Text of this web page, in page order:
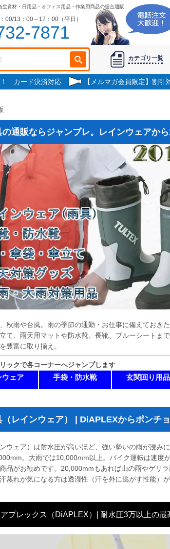
生資材・日用品・オフィス用品・作業用商品の総合通販
00/13：00～17：00（平日）
7871
カテゴリ一覧
！ カード決済対応 【メルマガ会員限定】割引
の通販ならジャンブレ。レインウェアか
秋雨や台風。雨の季節の通勤・お仕事に備えておき
て、雨天用マットや防水靴、長靴、ブルーシートま
豊富に取り揃え。
ックで各コーナーへジャンプします
ウェア
手袋・防水靴 玄関回り用品
（レインウェア） | DiAPLEXからポンチ
ウェア）は耐水圧が高いほど、強い勢いの雨が浸み
。大雨では10,000mm以上。バイク運転は速度
品がお勧めです。20,000mmもあれば山の雨やゲリ
蒸れが気になる方は透湿性（汗を外に逃がす性能）が
プレックス（DiAPLEX）| 耐水圧3万以上の最